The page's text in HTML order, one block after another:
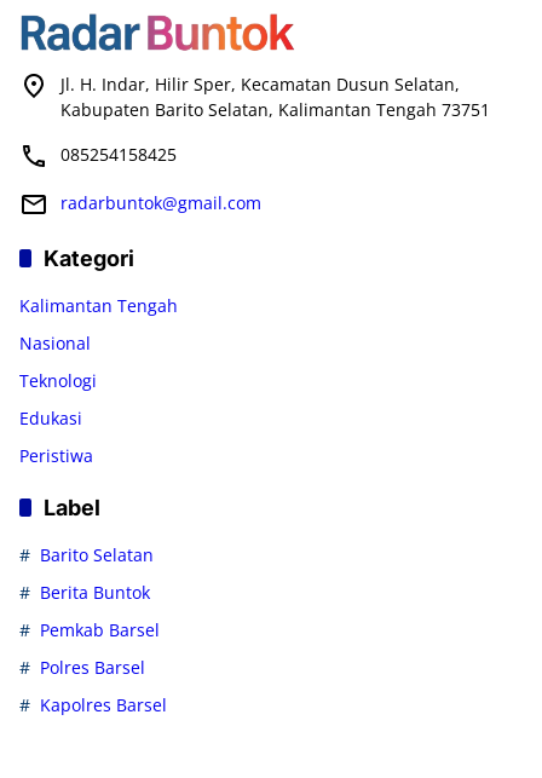
Jl. H. Indar, Hilir Sper, Kecamatan Dusun Selatan,
Kabupaten Barito Selatan, Kalimantan Tengah 73751
085254158425
radarbuntok@gmail.com
Kategori
Kalimantan Tengah
Nasional
Teknologi
Edukasi
Peristiwa
Label
Barito Selatan
Berita Buntok
Pemkab Barsel
Polres Barsel
Kapolres Barsel